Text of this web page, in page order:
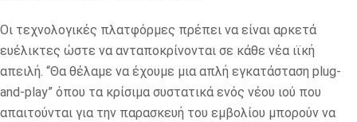
Οι τεχνολογικές πλατφόρμες πρέπει να είναι αρκετά
ευέλικτες ώστε να ανταποκρίνονται σε κάθε νέα ιϊκή
απειλή. “Θα θέλαμε να έχουμε μια απλή εγκατάσταση plug-
and-play” όπου τα κρίσιμα συστατικά ενός νέου ιού που
απαιτούνται για την παρασκευή του εμβολίου μπορούν να